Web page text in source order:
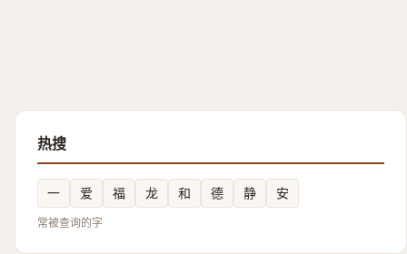
热搜
一 爱 福 龙 和 德 静 安
常被查询的字